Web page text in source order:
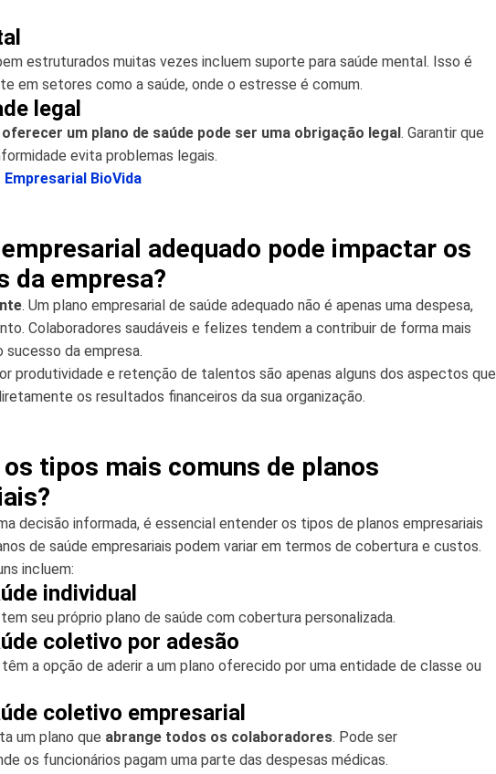
estruturados muitas vezes incluem suporte para saúde mental. Isso é
em setores como a saúde, onde o estresse é comum.
legal
oferecer um plano de saúde pode ser uma obrigação legal. Garantir que
evita problemas legais.
BioVida
adequado pode impactar os
da empresa?
. Um plano empresarial de saúde adequado não é apenas uma despesa,
Colaboradores saudáveis e felizes tendem a contribuir de forma mais
sucesso da empresa.
produtividade e retenção de talentos são apenas alguns dos aspectos que
os resultados financeiros da sua organização.
os tipos mais comuns de planos
decisão informada, é essencial entender os tipos de planos empresariais
de saúde empresariais podem variar em termos de cobertura e custos.
incluem:
individual
seu próprio plano de saúde com cobertura personalizada.
coletivo por adesão
a opção de aderir a um plano oferecido por uma entidade de classe ou
coletivo empresarial
um plano que abrange todos os colaboradores. Pode ser
os funcionários pagam uma parte das despesas médicas.